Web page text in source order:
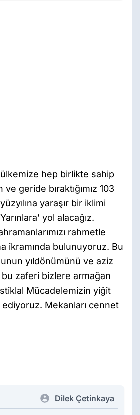
ülkemize hep birlikte sahip
geride bıraktığımız 103
yaraşır bir iklimi
yol alacağız.
rahmetle
ikramında bulunuyoruz. Bu
yıldönümünü ve aziz
zaferi bizlere armağan
Mücadelemizin yiğit
Mekanları cennet
Dilek Çetinkaya